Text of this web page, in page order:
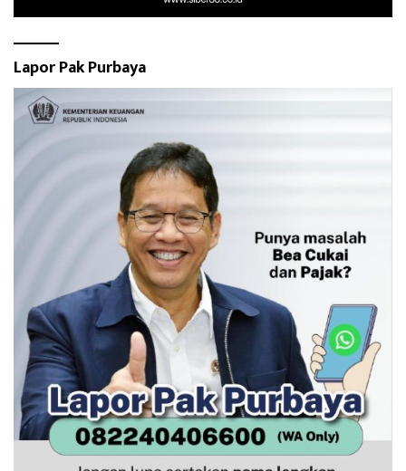
Lapor Pak Purbaya